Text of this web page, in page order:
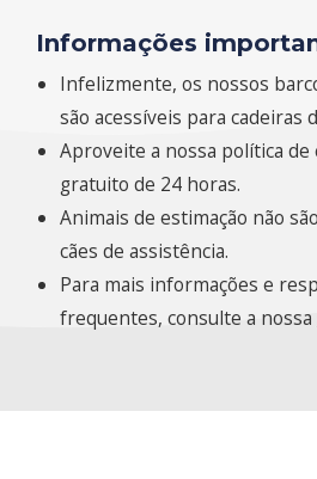
Informações
Infelizmente, os nossos
são acessíveis para cadeiras
Aproveite a nossa política de
gratuito de 24 horas.
Animais de estimação não
cães de assistência.
Para mais informações e
frequentes, consulte a nossa